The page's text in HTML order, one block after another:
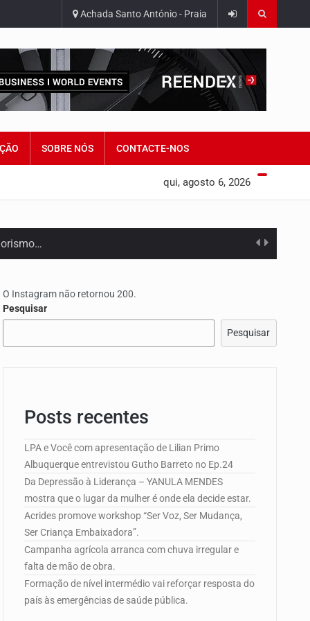
Achada Santo António - Praia
SOBRE NÓS CONTACTE-NOS
qui, agosto 6, 2026
de…
O Instagram não retornou 200.
Pesquisar
Pesquisar
Posts recentes
LPA e Você com apresentação de Lilian Primo
Albuquerque entrevistou Gutho Barreto no Ep.24
Da Depressão à Liderança – YANULA MENDES
mostra que o lugar da mulher é onde ela decide estar.
Acrides promove workshop “Ser Voz, Ser Mudança,
Ser Criança Embaixadora”.
Campanha agrícola arranca com chuva irregular e
falta de mão de obra.
Formação de nível intermédio vai reforçar resposta do
país às emergências de saúde pública.